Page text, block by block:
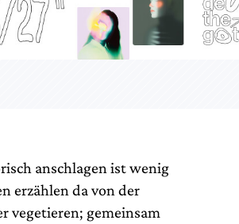
anschlagen ist wenig
erzählen da von der
vegetieren; gemeinsam